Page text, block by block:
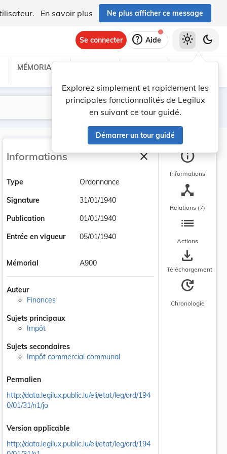
En savoir plus Ne plus afficher ce message
Se connecter help Aide
Explorez simplement et rapidement les
principales fonctionnalités de Legilux
en suivant ce tour guidé.
Démarrer un tour guidé
light_mode dark_mode
MÉMORIAL C
Lancer la recherche
Filtres
Informations closeFermer la barre
Type
Ordonnance
Signature
31/01/1940
Publication
01/01/1940
Entrée en vigueur
05/01/1940
Mémorial A900
Auteur
Finances
Sujets principaux
Impôt
Sujets secondaires
Impôt commercial communal
Permalien
http://data.legilux.public.lu/eli/etat/leg/ord/194
0/01/31/n1/jo
Version applicable
http://data.legilux.public.lu/eli/etat/leg/ord/194
info
Informations
device_hub
Relations (7)
list
Actions
save_alt
Téléchargement
update
Chronologie